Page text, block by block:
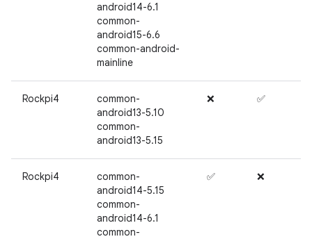
android14-6.1
common-
android15-6.6
common-android-
mainline
Rockpi4
common-
android13-5.10
common-
android13-5.15
❌ ✅
Rockpi4
common-
android14-5.15
common-
android14-6.1
common-
✅ ❌